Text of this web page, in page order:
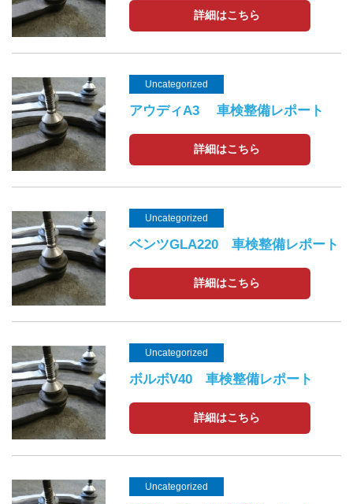
詳細はこちら
Uncategorized
アウディA3 車検整備レポート
詳細はこちら
Uncategorized
ベンツGLA220 車検整備レポート
詳細はこちら
Uncategorized
ボルボV40 車検整備レポート
詳細はこちら
Uncategorized